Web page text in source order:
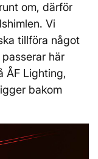
om, därför
Vi
tillföra något
här
ÅF Lighting,
bakom